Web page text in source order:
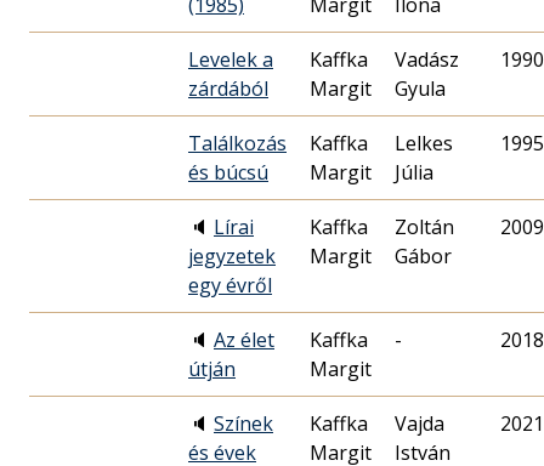
Levelek a
zárdából
Kaffka
Margit
Vadász
Gyula
Találkozás
és búcsú
Kaffka
Margit
Lelkes
Júlia
🔈 Lírai
jegyzetek
egy évről
Kaffka
Margit
Zoltán
Gábor
🔈 Az élet
útján
Kaffka
Margit
-
🔈 Színek
és évek
Kaffka
Margit
Vajda
István